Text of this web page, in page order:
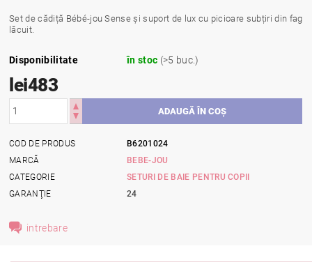
Set de cădiță Bébé-jou Sense și suport de lux cu picioare subțiri din fag
lăcuit.
Disponibilitate în stoc (>5 buc.)
lei483
COD DE PRODUS
B6201024
MARCĂ
BEBE-JOU
CATEGORIE
SETURI DE BAIE PENTRU COPII
GARANŢIE
24
intrebare